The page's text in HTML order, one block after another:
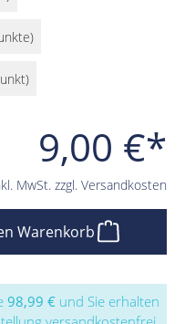
9,00 €*
MwSt. zzgl. Versandkosten
Warenkorb
98,99 € und Sie erhalten